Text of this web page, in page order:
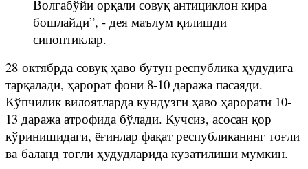
Волгабўйи орқали совуқ антициклон кира
бошлайди”, - дея маълум қилишди
синоптиклар.
28 октябрда совуқ ҳаво бутун республика ҳудудига
тарқалади, ҳарорат фони 8-10 даража пасаяди.
Кўпчилик вилоятларда кундузги ҳаво ҳарорати 10-
13 даража атрофида бўлади. Кучсиз, асосан қор
кўринишидаги, ёғинлар фақат республиканинг тоғли
ва баланд тоғли ҳудудларида кузатилиши мумкин.